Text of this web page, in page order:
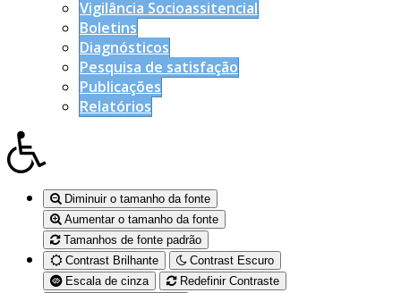
Vigilância Socioassitencial
Boletins
Diagnósticos
Pesquisa de satisfação
Publicações
Relatórios
Diminuir o tamanho da fonte
Aumentar o tamanho da fonte
Tamanhos de fonte padrão
Contrast Brilhante
Contrast Escuro
Escala de cinza
Redefinir Contraste